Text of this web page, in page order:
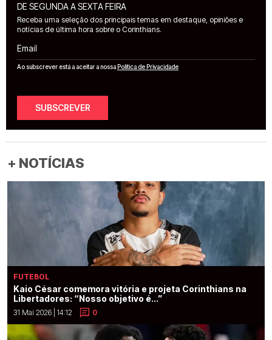
DE SEGUNDA A SEXTA FEIRA
Receba uma seleção dos principais temas em destaque, opiniões e
notícias de última hora sobre o Corinthians.
Email
Ao subscrever está a aceitar a nossaPolítica de Privacidade
SUBSCREVER
+ NOTÍCIAS
FUTEBOL
Kaio César comemora vitória e projeta Corinthians na
Libertadores: “Nosso objetivo é...”
31 Mai 2026 | 14:12 0